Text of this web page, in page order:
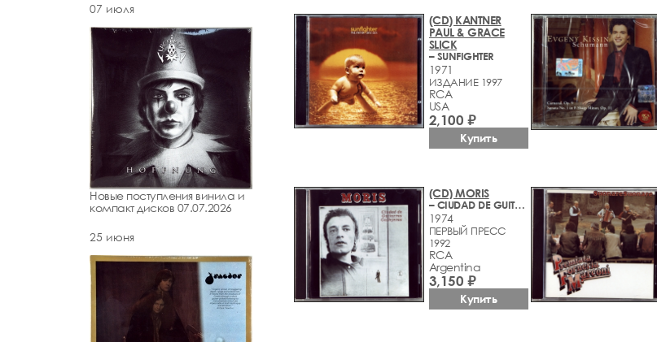
07 июля
Новые поступления винила и
компакт дисков 07.07.2026
25 июня
(CD) KANTNER
PAUL & GRACE
SLICK
– SUNFIGHTER
1971
ИЗДАНИЕ 1997
RCA
USA
2,100 ₽
Купить
(CD) MORIS
– CIUDAD DE GUITARRAS CALLEJERAS
1974
ПЕРВЫЙ ПРЕСС
1992
RCA
Argentina
3,150 ₽
Купить